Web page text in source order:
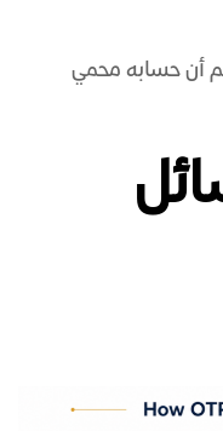
أن حسابه محمي